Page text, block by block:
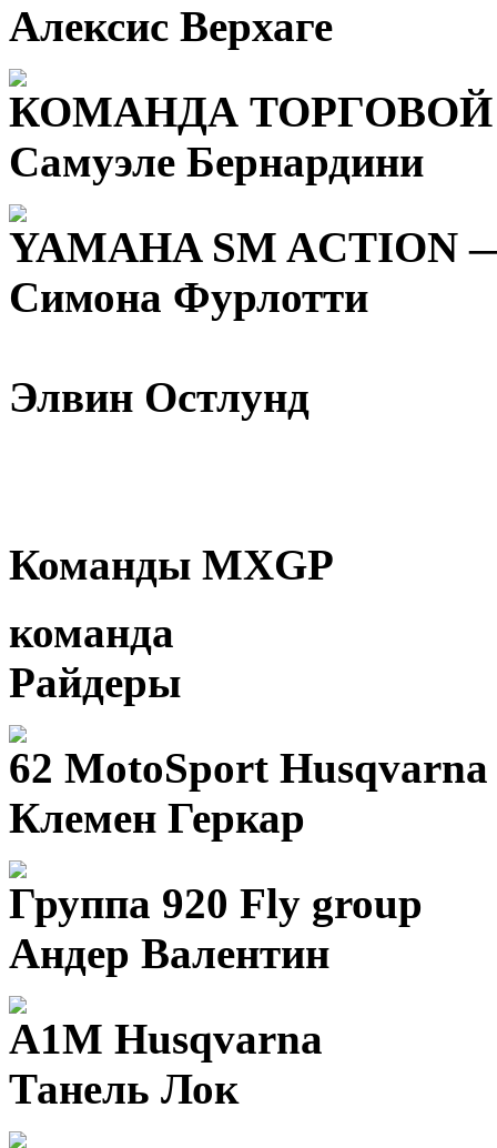
Алексис Верхаге
КОМАНДА
Самуэле Бернардини
YAMAHA SM ACTION
Симона Фурлотти
Элвин Остлунд
Команды MXGP
команда
Райдеры
62 MotoSport Husqvarna
Клемен Геркар
Группа 920 Fly group
Андер Валентин
A1M Husqvarna
Танель Лок